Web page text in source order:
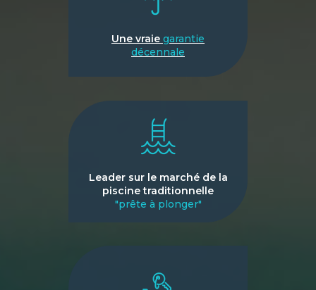
Une vraie garantie
décennale
Leader sur le marché de la
piscine traditionnelle
"prête à plonger"